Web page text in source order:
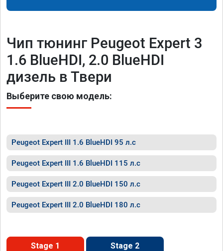
Чип тюнинг Peugeot Expert 3
1.6 BlueHDI, 2.0 BlueHDI
дизель в Твери
Выберите свою модель:
Peugeot Expert III 1.6 BlueHDI 95 л.с
Peugeot Expert III 1.6 BlueHDI 115 л.с
Peugeot Expert III 2.0 BlueHDI 150 л.с
Peugeot Expert III 2.0 BlueHDI 180 л.с
Stage 1 Stage 2